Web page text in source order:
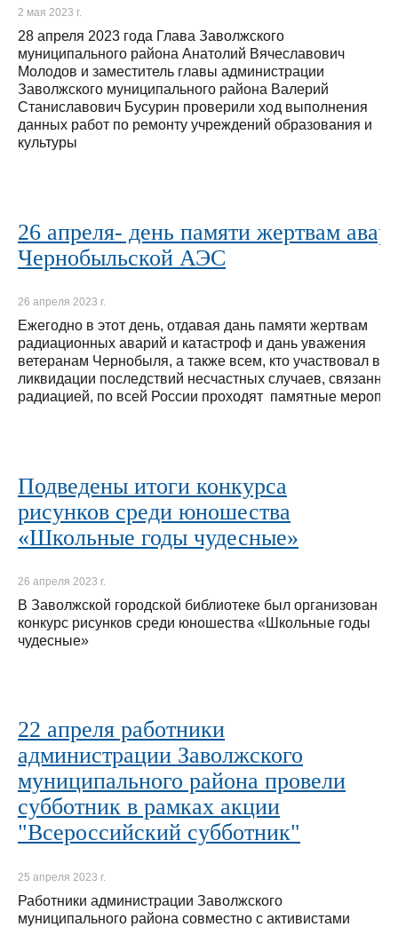
2 мая 2023 г.
28 апреля 2023 года Глава Заволжского
муниципального района Анатолий Вячеславович
Молодов и заместитель главы администрации
Заволжского муниципального района Валерий
Станиславович Бусурин проверили ход выполнения
данных работ по ремонту учреждений образования и
культуры
26 апреля- день памяти жертвам
Чернобыльской АЭС
26 апреля 2023 г.
Ежегодно в этот день, отдавая дань памяти жертвам
радиационных аварий и катастроф и дань уважения
ветеранам Чернобыля, а также всем, кто участвовал в
ликвидации последствий несчастных случаев,
радиацией, по всей России проходят памятные
Подведены итоги конкурса
рисунков среди юношества
«Школьные годы чудесные»
26 апреля 2023 г.
В Заволжской городской библиотеке был организован
конкурс рисунков среди юношества «Школьные годы
чудесные»
22 апреля работники
администрации Заволжского
муниципального района провели
субботник в рамках акции
"Всероссийский субботник"
25 апреля 2023 г.
Работники администрации Заволжского
муниципального района совместно с активистами